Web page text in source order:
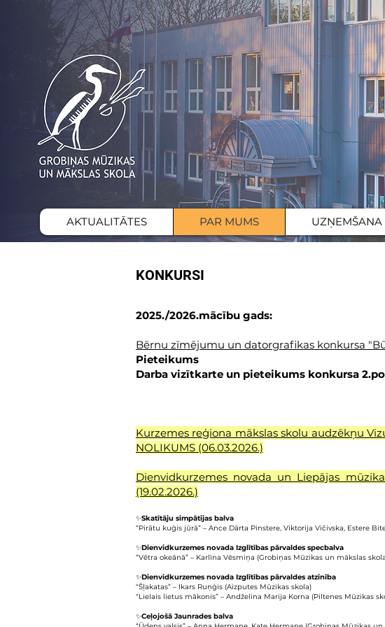
AKTUALITĀTES PAR MUMS UZŅEMŠANA
KONKURSI
2025./2026.mācību gads:
Bērnu zīmējumu un datorgrafikas konkursa
Pieteikums
Darba vizītkarte un pieteikums konkursa
Kurzemes reģiona mākslas skolu audzēkņu
NOLIKUMS (06.03.2026.)
Dienvidkurzemes novada un Liepājas
(19.02.2026.)
✨Skatītāju simpātijas balva
“Pirātu kuģis jūrā” – Ance Dārta Pinstere, Viktorija Vičivska, Estere
✨Dienvidkurzemes novada Izglītības pārvaldes specbalva
“Vētra okeānā” – Karlīna Vēsmiņa (Grobiņas Mūzikas un mākslas
✨Dienvidkurzemes novada Izglītības pārvaldes atzinība
“Šļakatas” – Ikars Ruņģis (Aizputes Mūzikas skola)
“Lielais lietus mākonis” – Andželina Marija Korna (Piltenes Mūzikas
✨Ceļojošā Jaunrades balva